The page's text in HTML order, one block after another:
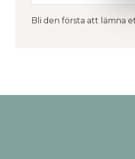
Bli den första att lämna